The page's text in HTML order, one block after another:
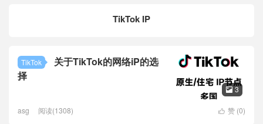
TikTok IP
TikTok
关于TikTok的网络iP的选
择
 3
 赞 (0)
asg 阅读(1308)